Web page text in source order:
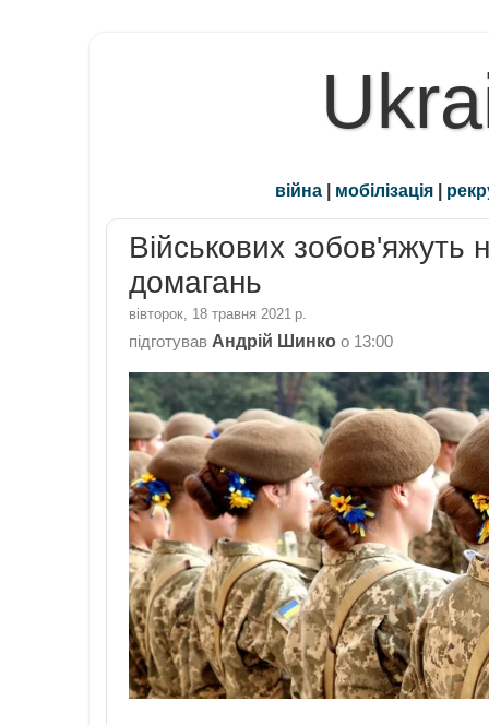
війна | мобілізація |
Військових зобов'яжуть
домагань
вівторок, 18 травня 2021 р.
підготував Андрій Шинко о 13:00